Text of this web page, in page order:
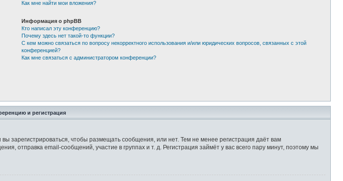
Как мне найти мои вложения?
Информация о phpBB
Кто написал эту конференцию?
Почему здесь нет такой-то функции?
С кем можно связаться по вопросу некорректного использования и/или юридических вопросов, связанных с этой
конференцией?
Как мне связаться с администратором конференции?
и регистрация
зарегистрироваться, чтобы размещать сообщения, или нет. Тем не менее регистрация даёт вам
отправка email-сообщений, участие в группах и т. д. Регистрация займёт у вас всего пару минут, поэтому мы